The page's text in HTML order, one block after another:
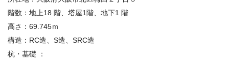
階数： 地上18 階 、塔屋1階、地下1 階
高さ： 69.745ｍ
構造： RC造、S造、SRC造
杭・基礎 ：